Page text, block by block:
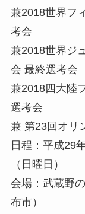
兼2018世界フ
考会
兼2018世界ジ
会 最終選考会
兼2018四⼤陸
選考会
兼 第23回オリ
日程：平成29
（日曜日）
会場：武蔵野
布市）